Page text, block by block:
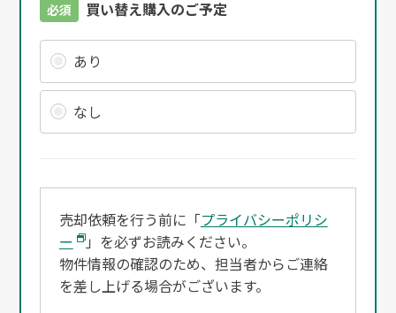
必須 買い替え購入のご予定
あり
なし
売却依頼を行う前に「プライバシーポリシ
ー
」を必ずお読みください。
物件情報の確認のため、担当者からご連絡
を差し上げる場合がございます。